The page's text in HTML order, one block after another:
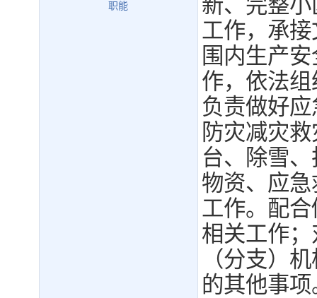
职能
新、完整
工作，承
围内生产
作，依法
负责做好
防灾减灾
台、除雪
物资、应
工作。配
相关工作
（分支）
的其他事项